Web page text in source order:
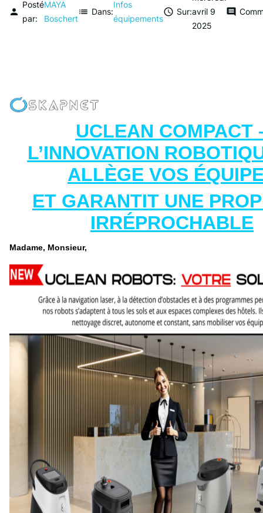
person
Posté
par:
MAYA
Boschert
list Dans:
Infos
équipements
 Sur:avril 9
2025
comment
UCLEAN COMPACT
L’INNOVATION
ALLÈGE VOS
ET GARANTIT UNE
IRRÉPROCHABLE
Madame, Monsieur,